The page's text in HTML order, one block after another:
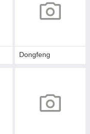
Dongfeng